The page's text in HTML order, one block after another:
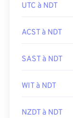
UTC à NDT
ACST à NDT
SAST à NDT
WIT à NDT
NZDT à NDT